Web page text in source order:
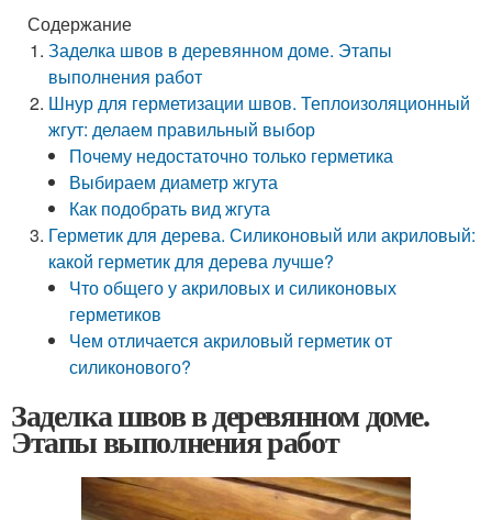
Содержание
Заделка швов в деревянном доме. Этапы
выполнения работ
Шнур для герметизации швов. Теплоизоляционный
жгут: делаем правильный выбор
Почему недостаточно только герметика
Выбираем диаметр жгута
Как подобрать вид жгута
Герметик для дерева. Силиконовый или акриловый:
какой герметик для дерева лучше?
Что общего у акриловых и силиконовых
герметиков
Чем отличается акриловый герметик от
силиконового?
Заделка швов в деревянном доме.
Этапы выполнения работ